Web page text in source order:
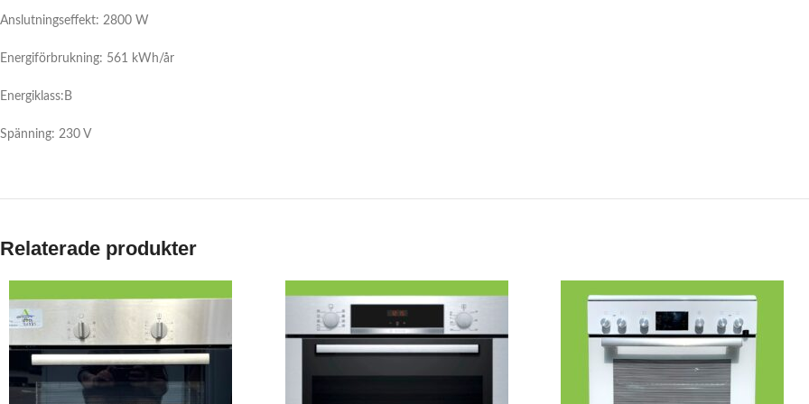
Anslutningseffekt: 2800 W
Energiförbrukning: 561 kWh/år
Energiklass:B
Spänning: 230 V
Relaterade produkter